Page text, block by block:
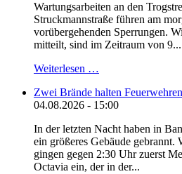
Wartungsarbeiten an den
Struckmannstraße führen am
vorübergehenden Sperrungen.
mitteilt, sind im Zeitraum von 9...
Weiterlesen …
Zwei Brände halten
04.08.2026 - 15:00
In der letzten Nacht haben in
ein größeres Gebäude gebrannt.
gingen gegen 2:30 Uhr zuerst
Octavia ein, der in der...